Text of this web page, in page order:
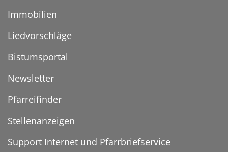
Immobilien
Liedvorschläge
Bistumsportal
Newsletter
Pfarreifinder
Stellenanzeigen
Support Internet und Pfarrbriefservice